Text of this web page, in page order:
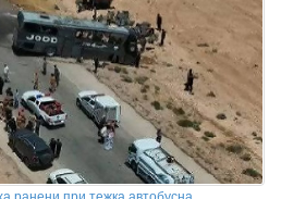
ранени при тежка автобусна